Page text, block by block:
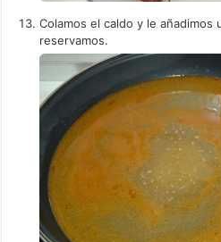
Colamos el caldo y le añadimos
reservamos.